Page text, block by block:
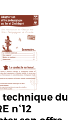
technique du
n°12